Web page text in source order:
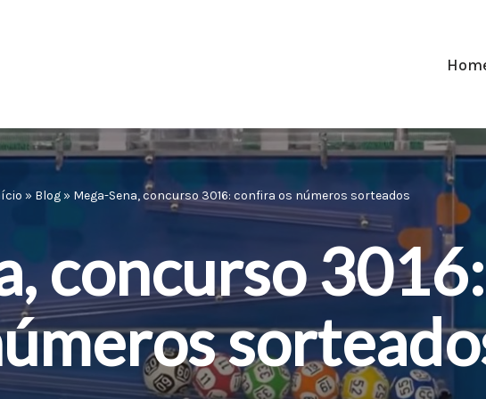
» Blog » Mega-Sena, concurso 3016: confira os números sorteados
concurso